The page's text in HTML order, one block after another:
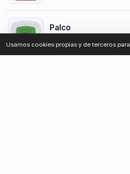
Palco
Usamos cookies propias y de terceros para